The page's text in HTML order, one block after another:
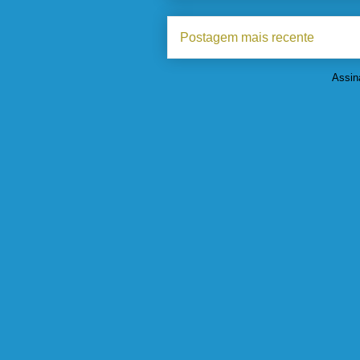
Postagem mais recente